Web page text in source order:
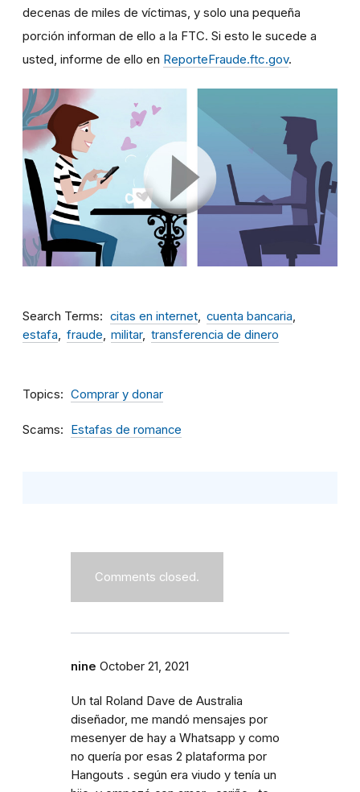
decenas de miles de víctimas, y solo una pequeña
porción informan de ello a la FTC. Si esto le sucede a
usted, informe de ello en ReporteFraude.ftc.gov.
Search Terms citas en internet
cuenta bancaria
estafa
fraude militar transferencia de dinero
Topics Comprar y donar
Scams Estafas de romance
Comments closed.
nine October 21, 2021
Un tal Roland Dave de Australia
diseñador, me mandó mensajes por
mesenyer de hay a Whatsapp y como
no quería por esas 2 plataforma por
Hangouts . según era viudo y tenía un